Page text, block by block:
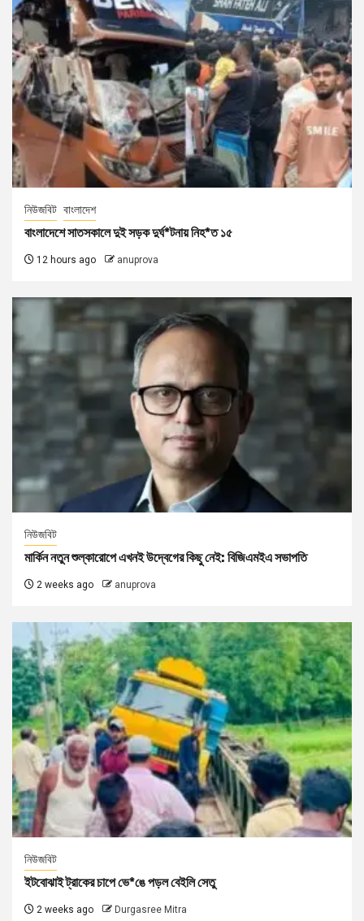
নিউজবিট বাংলাদেশ
বাংলাদেশে সাতসকালে দুই সড়ক দুর্ঘ*টনায় নিহ*ত ১৫
12 hours ago anuprova
নিউজবিট
মার্কিন নতুন শুল্কারোপে এখনই উদ্বেগের কিছু নেই: বিজিএমইএ সভাপতি
2 weeks ago anuprova
নিউজবিট
ইটবোঝাই ট্রাকের চাপে ভে*ঙে পড়ল বেইলি সেতু
2 weeks ago Durgasree Mitra